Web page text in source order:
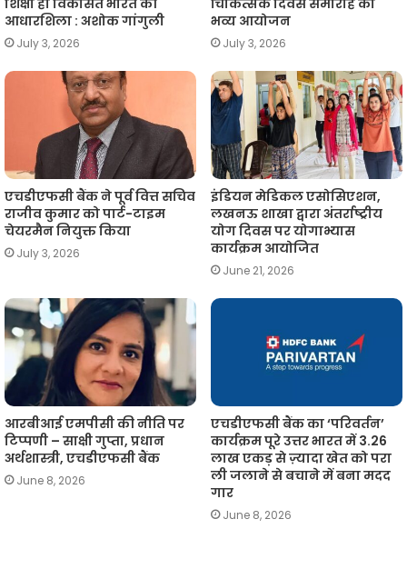
शिक्षा ही विकसित भारत की
आधारशिला : अशोक गांगुली
July 3, 2026
चिकित्सक दिवस समारोह का
भव्य आयोजन
July 3, 2026
एचडीएफसी बैंक ने पूर्व वित्त सचिव
राजीव कुमार को पार्ट-टाइम
चेयरमैन नियुक्त किया
July 3, 2026
इंडियन मेडिकल एसोसिएशन,
लखनऊ शाखा द्वारा अंतर्राष्ट्रीय
योग दिवस पर योगाभ्यास
कार्यक्रम आयोजित
June 21, 2026
आरबीआई एमपीसी की नीति पर
टिप्पणी – साक्षी गुप्ता, प्रधान
अर्थशास्त्री, एचडीएफसी बैंक
June 8, 2026
एचडीएफसी बैंक का ‘परिवर्तन’
कार्यक्रम पूरे उत्तर भारत में 3.26
लाख एकड़ से ज़्यादा खेत को परा
ली जलाने से बचाने में बना मदद
गार
June 8, 2026